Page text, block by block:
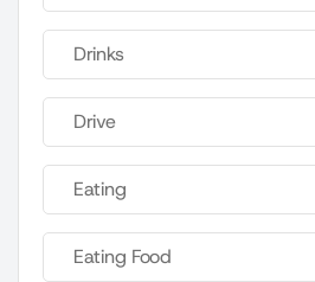
Drinks
Drive
Eating
Eating Food